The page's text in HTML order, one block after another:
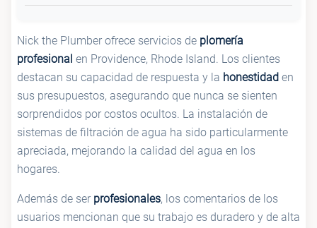
Nick the Plumber ofrece servicios de plomería
profesional en Providence, Rhode Island. Los clientes
destacan su capacidad de respuesta y la honestidad en
sus presupuestos, asegurando que nunca se sienten
sorprendidos por costos ocultos. La instalación de
sistemas de filtración de agua ha sido particularmente
apreciada, mejorando la calidad del agua en los
hogares.
Además de ser profesionales, los comentarios de los
usuarios mencionan que su trabajo es duradero y de alta